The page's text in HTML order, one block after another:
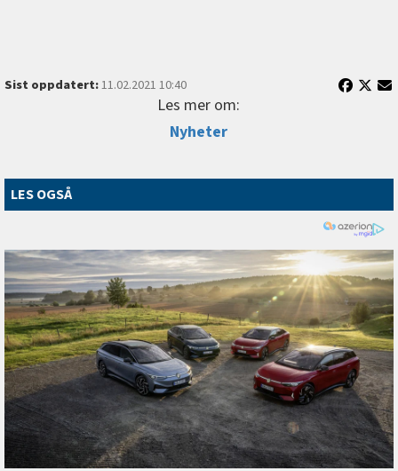
Sist oppdatert:11.02.2021 10:40
Les mer om:
Nyheter
LES OGSÅ